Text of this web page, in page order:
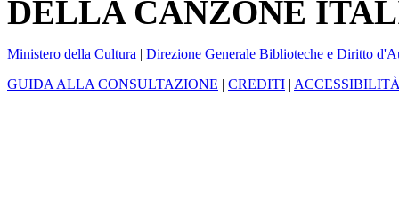
DELLA CANZONE
Ministero della Cultura | Direzione Generale Biblioteche e Diritto
GUIDA ALLA CONSULTAZIONE | CREDITI |